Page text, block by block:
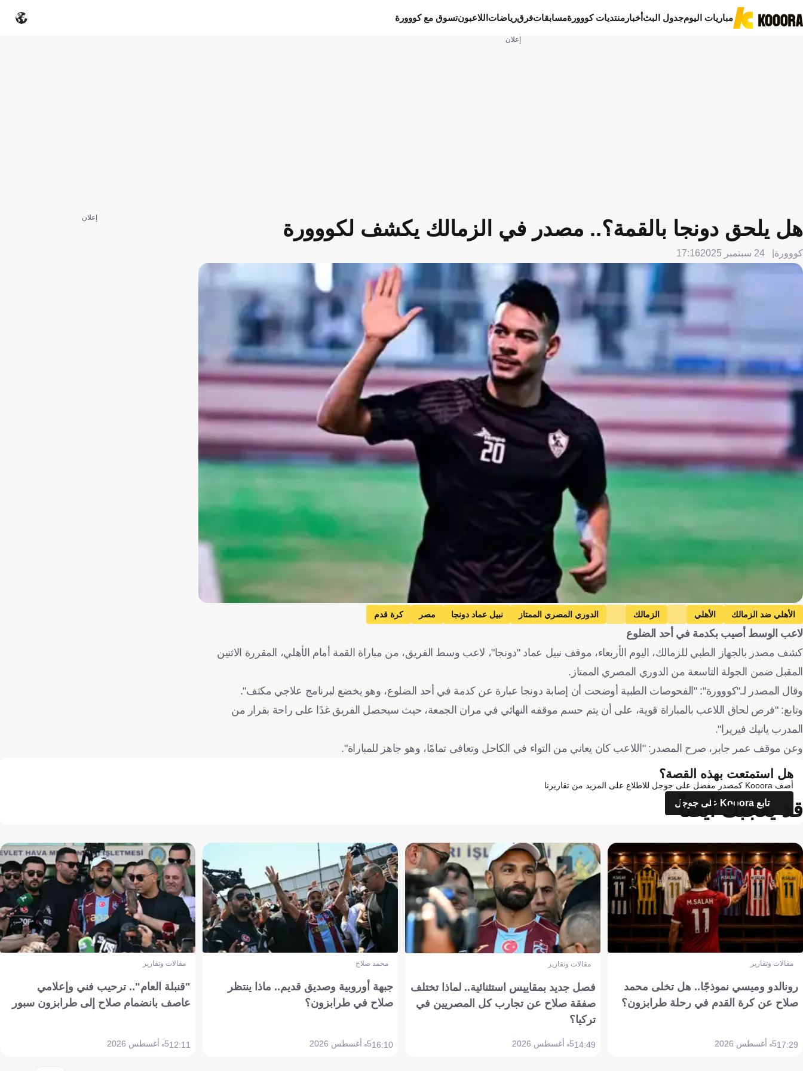
مباريات اليومجدول البثأخبار منتديات كووورةمسابقاتفرقرياضات اللاعبونتسوق مع كووورة
إعلان
هل يلحق دونجا بالقمة؟.. مصدر في الزمالك يكشف لكووورة
كووورة 24 سبتمبر 2025 17:16
الأهلي ضد الزمالك الأهلي الزمالك الدوري المصري الممتاز نبيل عماد دونجا مصر كرة قدم
لاعب الوسط أصيب بكدمة في أحد الضلوع
كشف مصدر بالجهاز الطبي للزمالك، اليوم الأربعاء، موقف نبيل عماد "دونجا"، لاعب وسط الفريق، من مباراة القمة أمام الأهلي، المقررة الاثنين
المقبل ضمن الجولة التاسعة من الدوري المصري الممتاز.
وقال المصدر لـ"كووورة": "الفحوصات الطبية أوضحت أن إصابة دونجا عبارة عن كدمة في أحد الضلوع، وهو يخضع لبرنامج علاجي مكثف".
وتابع: "فرص لحاق اللاعب بالمباراة قوية، على أن يتم حسم موقفه النهائي في مران الجمعة، حيث سيحصل الفريق غدًا على راحة بقرار من
المدرب يانيك فيريرا".
وعن موقف عمر جابر، صرح المصدر: "اللاعب كان يعاني من التواء في الكاحل وتعافى تمامًا، وهو جاهز للمباراة".
إعلان
هل استمتعت بهذه القصة؟
أضف Kooora كمصدر مفضل على جوجل للاطلاع على المزيد من تقاريرنا
تابع Kooora على جوجل
قد يعجبك أيضاً
مقالات وتقارير
رونالدو وميسي نموذجًا.. هل تخلى محمد
صلاح عن كرة القدم في رحلة طرابزون؟
17:295 أغسطس 2026
مقالات وتقارير
فصل جديد بمقاييس استثنائية.. لماذا تختلف
صفقة صلاح عن تجارب كل المصريين في
تركيا؟
14:495 أغسطس 2026
محمد صلاح
جبهة أوروبية وصديق قديم.. ماذا ينتظر
صلاح في طرابزون؟
16:105 أغسطس 2026
مقالات وتقارير
"قنبلة العام".. ترحيب فني وإعلامي
عاصف بانضمام صلاح إلى طرابزون سبور
12:115 أغسطس 2026